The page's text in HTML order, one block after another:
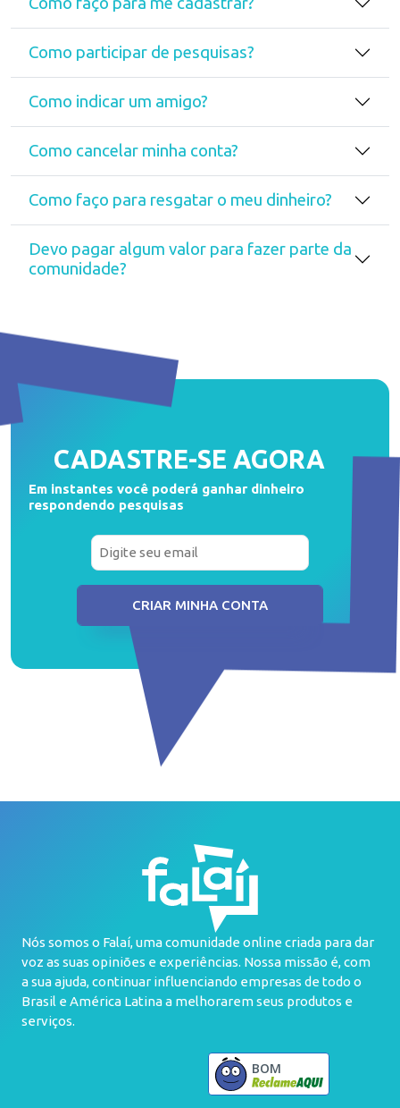
Como faço para me cadastrar?
Como participar de pesquisas?
Como indicar um amigo?
Como cancelar minha conta?
Como faço para resgatar o meu dinheiro?
Devo pagar algum valor para fazer parte da
comunidade?
CADASTRE-SE AGORA
Em instantes você poderá ganhar dinheiro
respondendo pesquisas
CRIAR MINHA CONTA
Nós somos o Falaí, uma comunidade online criada para dar
voz as suas opiniões e experiências. Nossa missão é, com
a sua ajuda, continuar influenciando empresas de todo o
Brasil e América Latina a melhorarem seus produtos e
serviços.